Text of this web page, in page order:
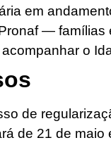
em
— famílias
o
de
de 21 de maio